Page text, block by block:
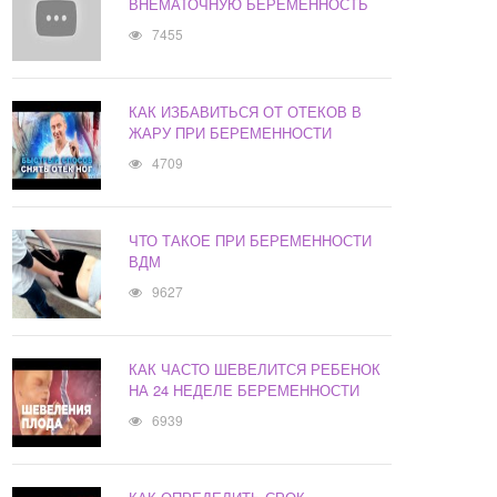
ВНЕМАТОЧНУЮ БЕРЕМЕННОСТЬ
7455
КАК ИЗБАВИТЬСЯ ОТ ОТЕКОВ В
ЖАРУ ПРИ БЕРЕМЕННОСТИ
4709
ЧТО ТАКОЕ ПРИ БЕРЕМЕННОСТИ
ВДМ
9627
КАК ЧАСТО ШЕВЕЛИТСЯ РЕБЕНОК
НА 24 НЕДЕЛЕ БЕРЕМЕННОСТИ
6939